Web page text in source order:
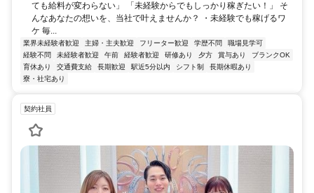
ても給料が変わらない」 「未経験からでもしっかり稼ぎたい！」 そ
んなあなたの想いを、当社で叶えませんか？ ・未経験でも稼げるワ
ケ 毎...
業界未経験者歓迎 主婦・主夫歓迎 フリーター歓迎 学歴不問
職場見学可
経験不問
未経験者歓迎 午前 経験者歓迎 研修あり 夕方 賞与あり
ブランクOK
育休あり
交通費支給 長期歓迎 駅近5分以内 シフト制
長期休暇あり
寮・社宅あり
契約社員